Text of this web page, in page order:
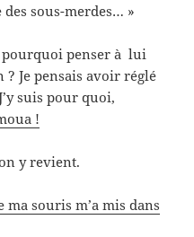
sous-merdes… »
pourquoi penser à lui
Je pensais avoir réglé
suis pour quoi,
!
y revient.
ma souris m’a mis dans